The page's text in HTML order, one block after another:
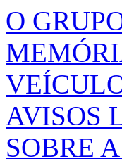
O
AVISOS
SOBRE